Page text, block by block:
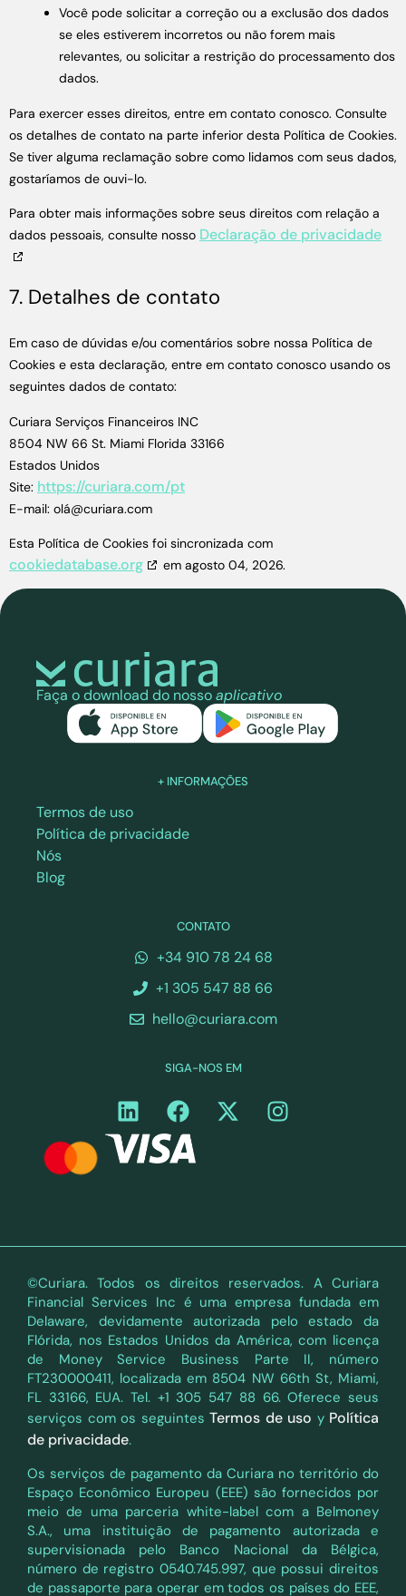
Você pode solicitar a correção ou a exclusão dos dados
se eles estiverem incorretos ou não forem mais
relevantes, ou solicitar a restrição do processamento dos
dados.
Para exercer esses direitos, entre em contato conosco. Consulte
os detalhes de contato na parte inferior desta Política de Cookies.
Se tiver alguma reclamação sobre como lidamos com seus dados,
gostaríamos de ouvi-lo.
Para obter mais informações sobre seus direitos com relação a
dados pessoais, consulte nosso Declaração de privacidade
7. Detalhes de contato
Em caso de dúvidas e/ou comentários sobre nossa Política de
Cookies e esta declaração, entre em contato conosco usando os
seguintes dados de contato:
Curiara Serviços Financeiros INC
8504 NW 66 St. Miami Florida 33166
Estados Unidos
Site: https://curiara.com/pt
E-mail: olá@curiara.com
Esta Política de Cookies foi sincronizada com
cookiedatabase.org em agosto 04, 2026.
Faça o download do nossoaplicativo
+ INFORMAÇÕES
Termos de uso
Política de privacidade
Nós
Blog
CONTATO
+34 910 78 24 68
+1 305 547 88 66
hello@curiara.com
SIGA-NOS EM
©Curiara. Todos os direitos reservados. A Curiara
Financial Services Inc é uma empresa fundada em
Delaware, devidamente autorizada pelo estado da
Flórida, nos Estados Unidos da América, com licença
de Money Service Business Parte II, número
FT230000411, localizada em 8504 NW 66th St, Miami,
FL 33166, EUA. Tel. +1 305 547 88 66. Oferece seus
serviços com os seguintes Termos de uso y Política
de privacidade.
Os serviços de pagamento da Curiara no território do
Espaço Econômico Europeu (EEE) são fornecidos por
meio de uma parceria white-label com a Belmoney
S.A., uma instituição de pagamento autorizada e
supervisionada pelo Banco Nacional da Bélgica,
número de registro 0540.745.997, que possui direitos
de passaporte para operar em todos os países do EEE,